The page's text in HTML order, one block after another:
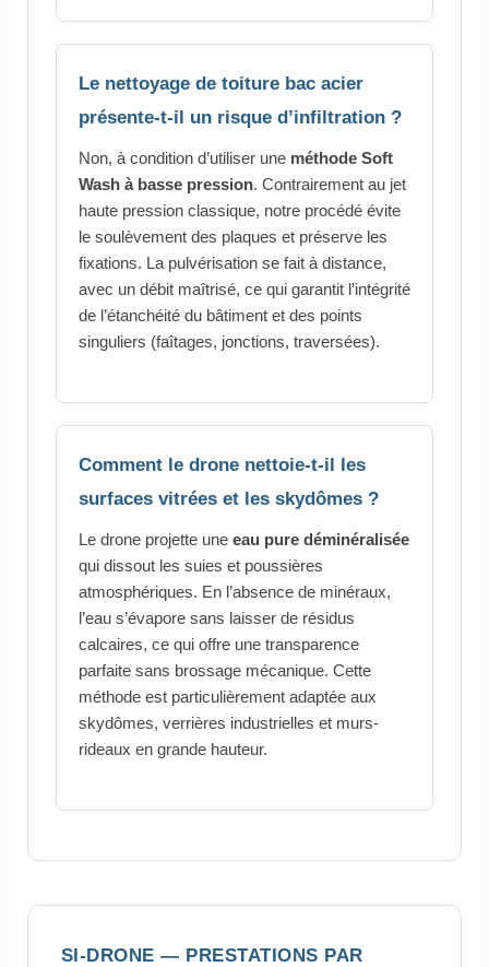
Le nettoyage de toiture bac acier
présente-t-il un risque d’infiltration ?
Non, à condition d’utiliser une méthode Soft
Wash à basse pression. Contrairement au jet
haute pression classique, notre procédé évite
le soulèvement des plaques et préserve les
fixations. La pulvérisation se fait à distance,
avec un débit maîtrisé, ce qui garantit l’intégrité
de l’étanchéité du bâtiment et des points
singuliers (faîtages, jonctions, traversées).
Comment le drone nettoie-t-il les
surfaces vitrées et les skydômes ?
Le drone projette une eau pure déminéralisée
qui dissout les suies et poussières
atmosphériques. En l’absence de minéraux,
l’eau s’évapore sans laisser de résidus
calcaires, ce qui offre une transparence
parfaite sans brossage mécanique. Cette
méthode est particulièrement adaptée aux
skydômes, verrières industrielles et murs-
rideaux en grande hauteur.
SI-DRONE — PRESTATIONS PAR